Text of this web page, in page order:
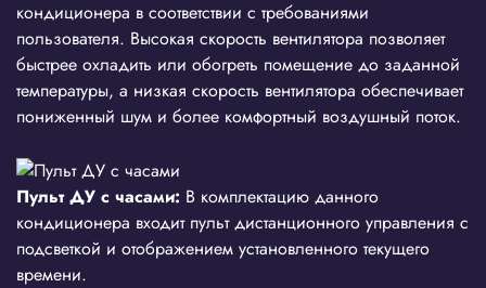
кондиционера в соответствии с требованиями
пользователя. Высокая скорость вентилятора позволяет
быстрее охладить или обогреть помещение до заданной
температуры, а низкая скорость вентилятора обеспечивает
пониженный шум и более комфортный воздушный поток.
Пульт ДУ с часами: В комплектацию данного
кондиционера входит пульт дистанционного управления с
подсветкой и отображением установленного текущего
времени.